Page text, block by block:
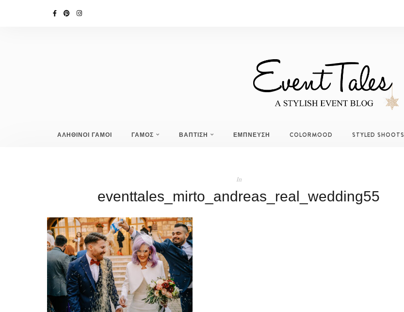
ΑΛΗΘΙΝΟΙ ΓΑΜΟΙ ΓΑΜΟΣ ΒΑΠΤΙΣΗ ΕΜΠΝΕΥΣΗ COLORMOOD STYLED SHOOTS
In
eventtales_mirto_andreas_real_wedding55